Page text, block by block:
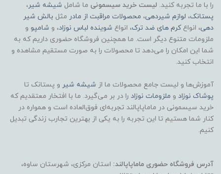
را با ما تجربه کنید. لیست خرید سیسمونی ما شامل شیشه شیر،
پستانک، لوازم شیردهی، محصولات مراقبت از مادر مثل بالش شیر
دهی، انواعکرم های ضد ترک، انواع شوینده لباس نوزاد، و شامپو و
ملزومات متنوع دیگر است. ما همچنین فروشگاه حضوری داریم که به
شما این امکان را می‌دهد تا محصولات را به صورت مستقیم مشاهده و
انتخاب کنید.
آموزش‌ها و لیست جامع محصولات ما از شیشه شیر و پستانک تا
پوشاک نوزاد و ملزومات نوزاد را در بر می‌گیرد. ما با افتخار معتقدیم که
خرید سیسمونی در ماماپاپالند تجربه‌ای فوق‌العاده است و همواره در
کنار شما هستیم تا این تجربه را به یکی از بهترین تجارب زندگی تبدیل
کنیم.
آدرس فروشگاه حضوری ماماپاپالند: استان مرکزی، شهرستان ساوه،